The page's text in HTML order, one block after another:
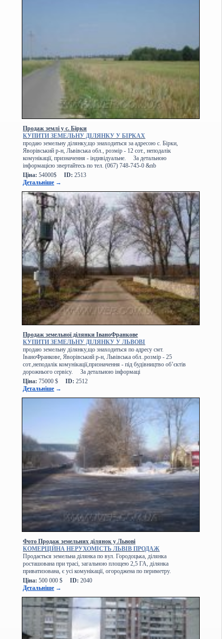
Продаж землі у с. Бірки
КУПИТИ ЗЕМЕЛЬНУ ДІЛЯНКУ У БІРКАХ
продаю земельну ділянку,що знаходиться за адресою с. Бірки,
Яворівський р-н, Львівська обл., розмір - 12 сот., неподалік
комунікації, призначення - індивідуальне. За детальною
інформацією звертайтесь по тел. (067) 748-745-0 &nb
Ціна: 54000$ ID: 2513
Детальніше →
Продаж земельної ділянки ІваноФранкове
КУПИТИ ЗЕМЕЛЬНУ ДІЛЯНКУ У ЛЬВОВІ
продаю земельну ділянку,що знаходиться по адресу смт.
ІваноФранкове, Яворівський р-н, Львівська обл..розмір - 25
сот.,неподалік комунікації,призначення - під будівництво об’єктів
дорожнього сервісу. За детальною інформаці
Ціна: 75000 $ ID: 2512
Детальніше →
Фото Продаж земельних ділянок у Львові
КОМЕРЦІЙНА НЕРУХОМІСТЬ ЛЬВІВ ПРОДАЖ
Продається земельна ділянка по вул. Городоцька, ділянка
росташована при трасі, загальною площею 2,5 ГА, ділянка
приватизована, є усі комунікації, огороджена по периметру.
Ціна: 500 000 $ ID: 2040
Детальніше →